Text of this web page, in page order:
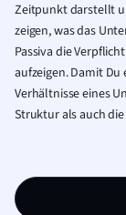
Zeitpunkt darstellt
zeigen, was das
Passiva die
aufzeigen. Damit
Verhältnisse eines
Struktur als auch